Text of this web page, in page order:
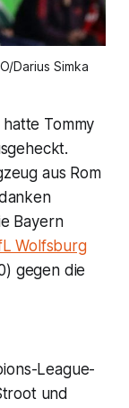
Darius Simka
Tommy
aus Rom
Bayern
Wolfsburg
gegen die
League-
und